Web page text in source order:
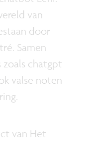
van
door
Samen
chatgpt
valse noten
van Het